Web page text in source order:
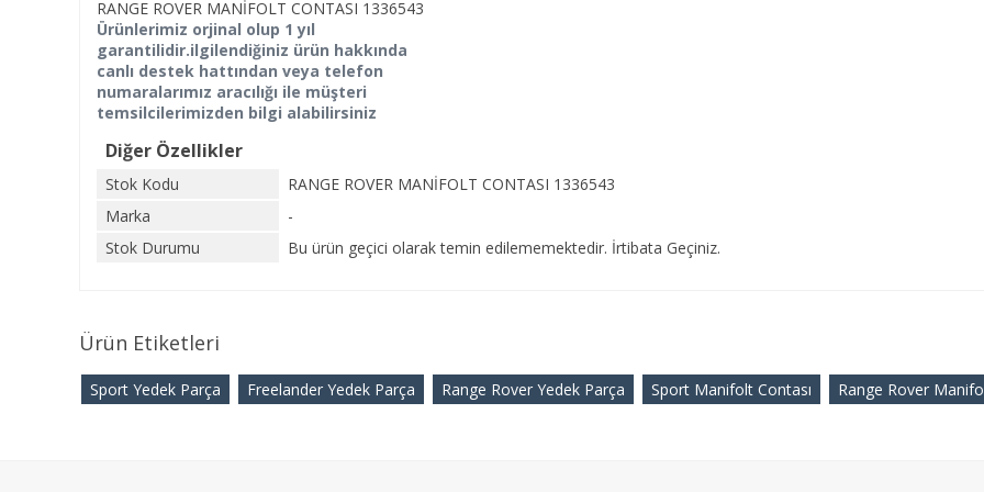
RANGE ROVER MANİFOLT CONTASI 1336543
Ürünlerimiz orjinal olup 1 yıl
garantilidir.ilgilendiğiniz ürün hakkında
canlı destek hattından veya telefon
numaralarımız aracılığı ile müşteri
temsilcilerimizden bilgi alabilirsiniz
Diğer Özellikler
Stok Kodu
RANGE ROVER MANİFOLT CONTASI 1336543
Marka
-
Stok Durumu
Bu ürün geçici olarak temin edilememektedir. İrtibata Geçiniz.
Ürün Etiketleri
Sport Yedek Parça Freelander Yedek Parça Range Rover Yedek Parça Sport Manifolt Contası Range Rover